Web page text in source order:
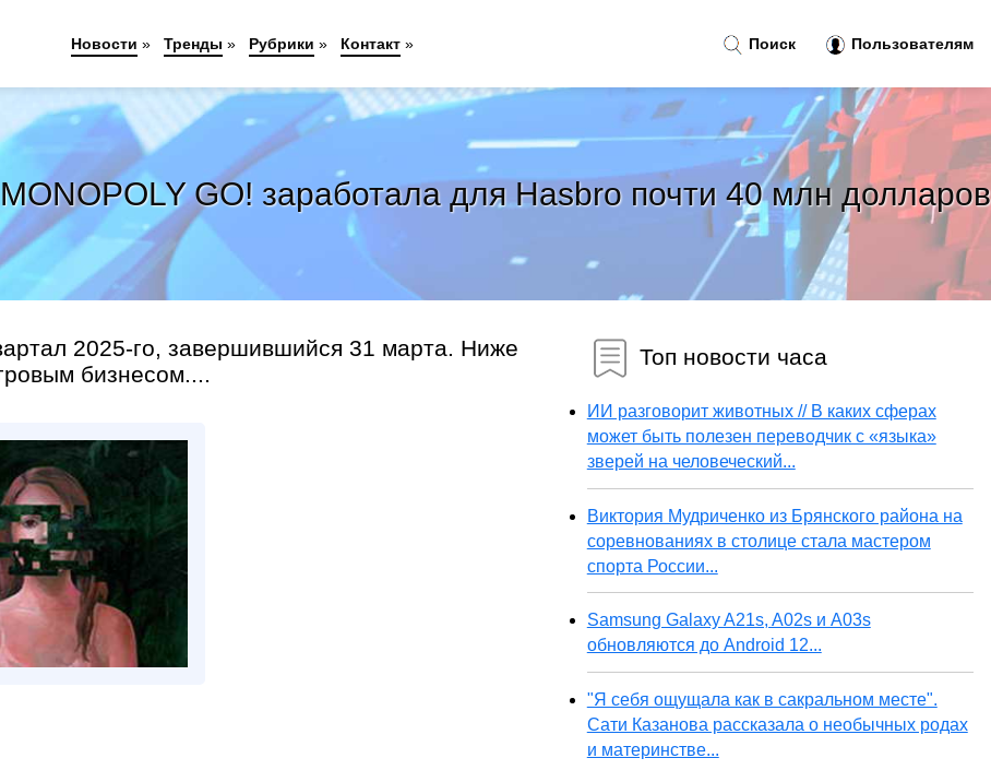
GO! заработала для Hasbro почти 40 млн долларов
2025-го, завершившийся 31 марта. Ниже
бизнесом....
Топ новости часа
ИИ разговорит животных // В каких сферах
может быть полезен переводчик с «языка»
зверей на человеческий...
Виктория Мудриченко из Брянского района на
соревнованиях в столице стала мастером
спорта России...
Samsung Galaxy A21s, A02s и A03s
обновляются до Android 12...
"Я себя ощущала как в сакральном месте".
Сати Казанова рассказала о необычных родах
и материнстве...
Поиск Пользователям
Новости » Тренды » Рубрики » Контакт »